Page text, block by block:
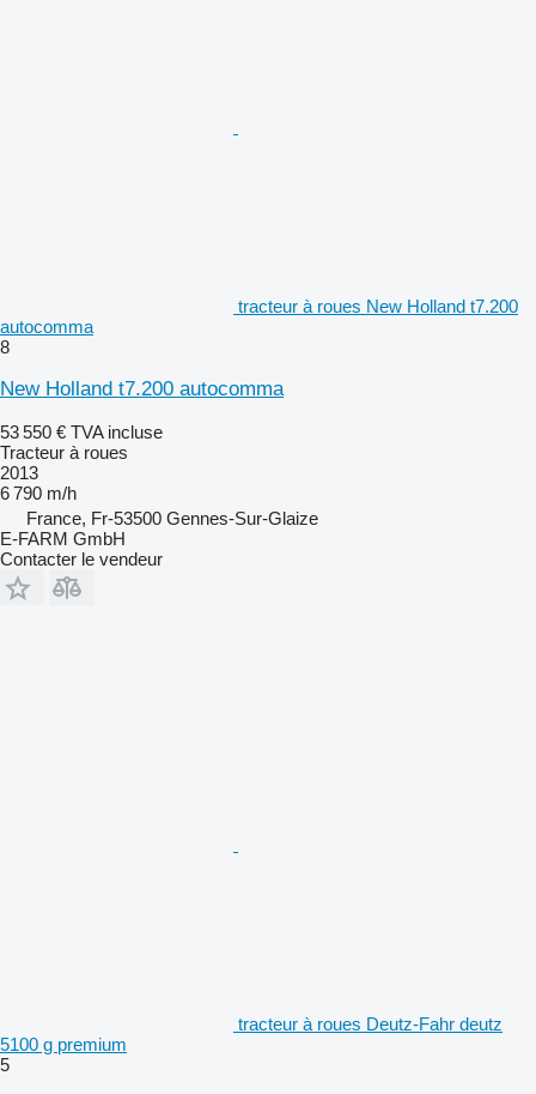
tracteur à roues New Holland t7.200
autocomma
8
New Holland t7.200 autocomma
53 550 € TVA incluse
Tracteur à roues
2013
6 790 m/h
France, Fr-53500 Gennes-Sur-Glaize
E-FARM GmbH
Contacter le vendeur
tracteur à roues Deutz-Fahr deutz
5100 g premium
5